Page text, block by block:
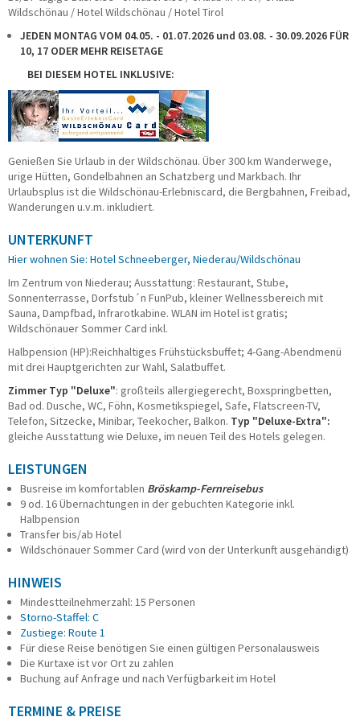
Taxi/PKW
Impressionen
Büroteam
Busfahrerinnen und Busfahrer
Geschäftsführung
Reisesicherheit
Historie
Nachhaltigkeit
Katalogbestellung
Gutscheinbestellung
Fundsachen
WhatsApp
Wildschönau / Hotel Wildschönau / Hotel Tirol
JEDEN MONTAG VOM 04.05. - 01.07.2026 und 03.08. - 30.09.2026 FÜR
10, 17 ODER MEHR REISETAGE
BEI DIESEM HOTEL INKLUSIVE:
Genießen Sie Urlaub in der Wildschönau. Über 300 km Wanderwege,
urige Hütten, Gondelbahnen an Schatzberg und Markbach. Ihr
Urlaubsplus ist die Wildschönau-Erlebniscard, die Bergbahnen, Freibad,
Wanderungen u.v.m. inkludiert.
UNTERKUNFT
Hier wohnen Sie: Hotel Schneeberger, Niederau/Wildschönau
Im Zentrum von Niederau; Ausstattung: Restaurant, Stube,
Sonnenterrasse, Dorfstub´n FunPub, kleiner Wellnessbereich mit
Sauna, Dampfbad, Infrarotkabine. WLAN im Hotel ist gratis;
Wildschönauer Sommer Card inkl.
Halbpension (HP):Reichhaltiges Frühstücksbuffet; 4-Gang-Abendmenü
mit drei Hauptgerichten zur Wahl, Salatbuffet.
Zimmer Typ "Deluxe": großteils allergiegerecht, Boxspringbetten,
Bad od. Dusche, WC, Föhn, Kosmetikspiegel, Safe, Flatscreen-TV,
Telefon, Sitzecke, Minibar, Teekocher, Balkon. Typ "Deluxe-Extra":
gleiche Ausstattung wie Deluxe, im neuen Teil des Hotels gelegen.
LEISTUNGEN
Busreise im komfortablen Bröskamp-Fernreisebus
9 od. 16 Übernachtungen in der gebuchten Kategorie inkl.
Halbpension
Transfer bis/ab Hotel
Wildschönauer Sommer Card (wird von der Unterkunft ausgehändigt)
HINWEIS
Mindestteilnehmerzahl: 15 Personen
Storno-Staffel: C
Zustiege: Route 1
Für diese Reise benötigen Sie einen gültigen Personalausweis
Die Kurtaxe ist vor Ort zu zahlen
Buchung auf Anfrage und nach Verfügbarkeit im Hotel
TERMINE & PREISE